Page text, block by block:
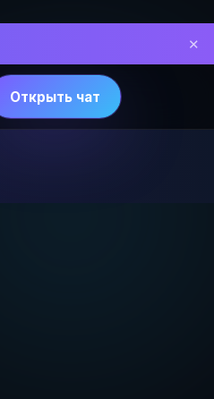
✕
Открыть чат